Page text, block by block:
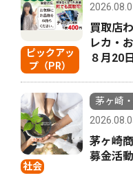
ピックアッ
プ（PR）
買取店
レカ・
８月20
社会
茅ヶ崎・
茅ヶ崎
募金活